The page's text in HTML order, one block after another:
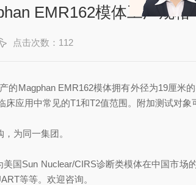
EMR162模体工厂规格
点击次数：112
的Magphan EMR162模体拥有外径为19厘
床应用中常见的T1和T2值范围。附加测试对
为同一集团。
国Sun Nuclear/CIRS诊断类模体在中国市
等等。欢迎咨询。